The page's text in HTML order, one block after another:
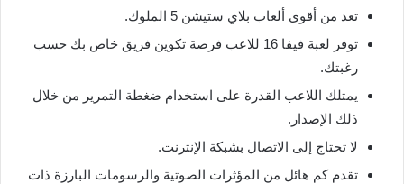
تعد من أقوى ألعاب بلاي ستيشن 5 الملوك.
توفر لعبة فيفا 16 للاعب فرصة تكوين فريق خاص بك حسب
رغبتك.
يمتلك اللاعب القدرة على استخدام ضغطة التمرير من خلال
ذلك الإصدار.
لا تحتاج إلى الاتصال بشبكة الإنترنت.
تقدم كم هائل من المؤثرات الصوتية والرسومات البارزة ذات